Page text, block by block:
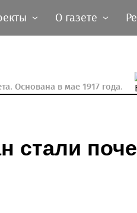
О газете
Основана в мае 1917 года.
стали